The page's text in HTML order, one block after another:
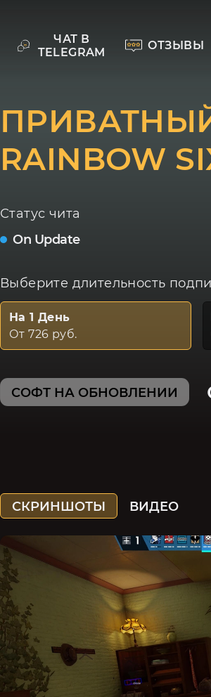
ЧАТ В
TELEGRAM
ОТЗЫВЫ
RAINBOW
Статус чита
On Update
Выберите длительность
На 1 День
От 726 руб.
СОФТ НА ОБНОВЛЕНИИ
СКРИНШОТЫ ВИДЕО